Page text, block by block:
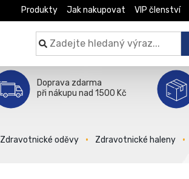
Produkty Jak nakupovat VIP členství
Doprava zdarma
při nákupu nad 1500 Kč
Zdravotnické oděvy Zdravotnické haleny